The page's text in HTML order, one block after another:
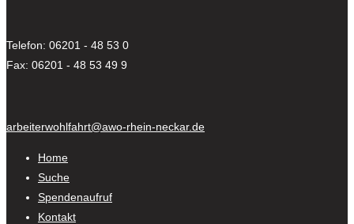
Telefon: 06201 - 48 53 0
Fax: 06201 - 48 53 49 9
arbeiterwohlfahrt@awo-rhein-neckar.de
Home
Suche
Spendenaufruf
Kontakt